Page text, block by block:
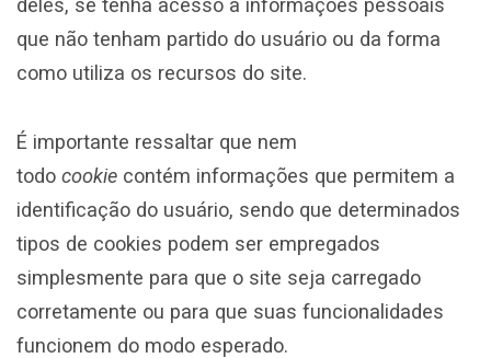
deles, se tenha acesso a informações pessoais
que não tenham partido do usuário ou da forma
como utiliza os recursos do site.
É importante ressaltar que nem
todo cookie contém informações que permitem a
identificação do usuário, sendo que determinados
tipos de cookies podem ser empregados
simplesmente para que o site seja carregado
corretamente ou para que suas funcionalidades
funcionem do modo esperado.